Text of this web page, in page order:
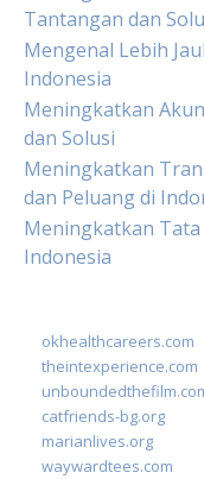
Tantangan dan
Mengenal Lebih
Indonesia
Meningkatkan
dan Solusi
Meningkatkan
dan Peluang di
Meningkatkan
Indonesia
okhealthcareers.com
theintexperience.com
catfriends-bg.org
marianlives.org
waywardtees.com